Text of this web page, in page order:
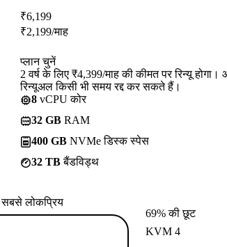
₹6,199
₹2,199/माह
प्लान चुनें
2 वर्ष के लिए ₹4,399/माह की कीमत पर रिन्यू होगा।
रिन्यूअल किसी भी समय रद्द कर सकते हैं।
8 vCPU कोर
32 GB RAM
400 GB NVMe डिस्क स्पेस
32 TBबैंडविड्थ
सबसे लोकप्रिय
69% की छूट
KVM 4